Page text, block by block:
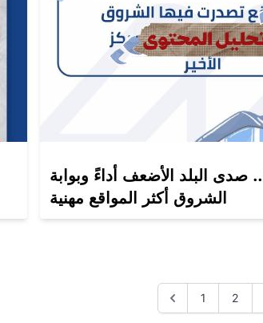
مايو 2024.. صدى البلد الأضعف أداءً وبوابة
الشروق أكثر المواقع مهنية
1 2